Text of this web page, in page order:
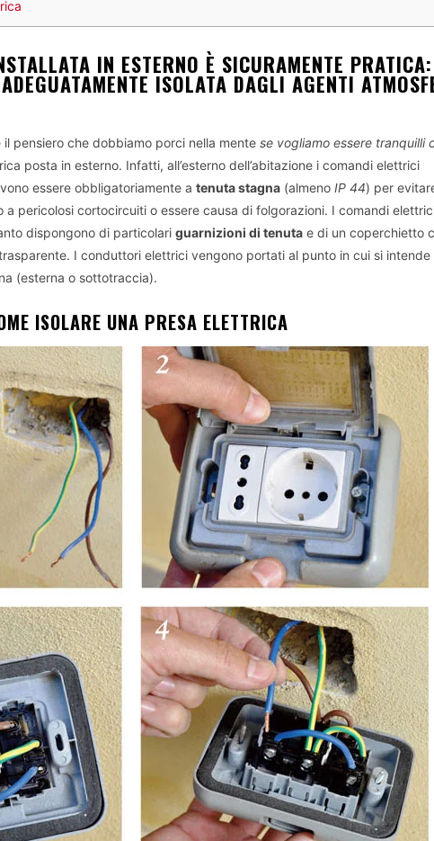
IN ESTERNO È SICURAMENTE PRATICA:
ISOLATA DAGLI AGENTI
il pensiero che dobbiamo porci nella mente se vogliamo essere tranquilli
posta in esterno. Infatti, all’esterno dell’abitazione i comandi elettrici
essere obbligatoriamente a tenuta stagna (almeno IP 44) per
a pericolosi cortocircuiti o essere causa di folgorazioni. I comandi
dispongono di particolari guarnizioni di tenuta e di un coperchietto
I conduttori elettrici vengono portati al punto in cui si intende
(esterna o sottotraccia).
ISOLARE UNA PRESA ELETTRICA